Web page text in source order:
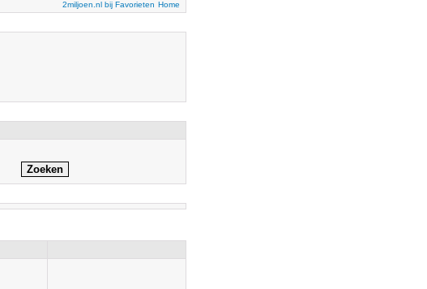
2miljoen.nl bij Favorieten Home